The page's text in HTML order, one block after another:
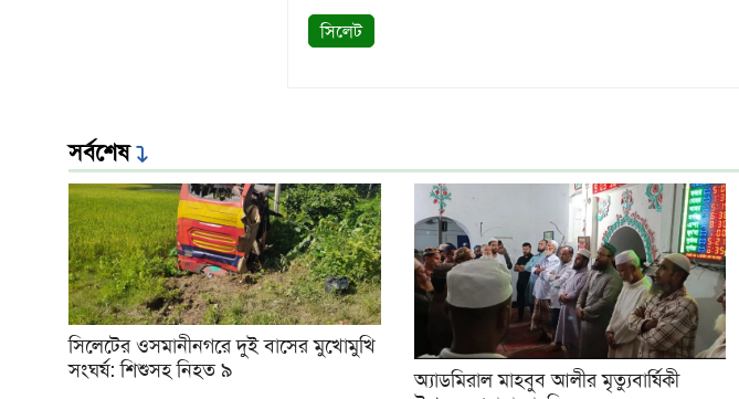
সিলেট
সর্বশেষ
সিলেটের ওসমানীনগরে দুই বাসের মুখোমুখি
সংঘর্ষ: শিশুসহ নিহত ৯
অ্যাডমিরাল মাহবুব আলীর মৃত্যুবার্ষিকী